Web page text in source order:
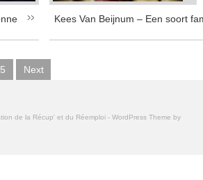
Kees Van Beijnum – Een soort
5 Next
de la Récup' et du Réemploi - WordPress Theme by